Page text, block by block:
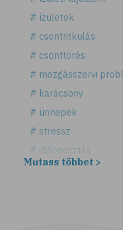
# ízületek
# csontritkulás
# csonttörés
# mozgásszervi
# karácsony
# ünnepek
# stressz
# időbeosztás
# háztartás
Mutass többet >